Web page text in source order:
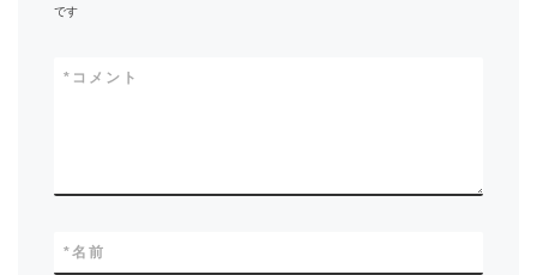
です
コメント
*
名前
*